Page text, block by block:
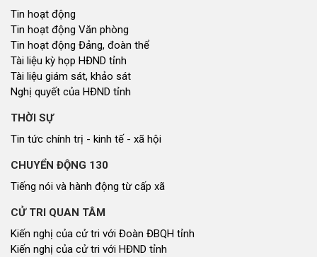
Tin hoạt động
Tin hoạt động Văn phòng
Tin hoạt động Đảng, đoàn thể
Tài liệu kỳ họp HĐND tỉnh
Tài liệu giám sát, khảo sát
Nghị quyết của HĐND tỉnh
THỜI SỰ
Tin tức chính trị - kinh tế - xã hội
CHUYỂN ĐỘNG 130
Tiếng nói và hành động từ cấp xã
CỬ TRI QUAN TÂM
Kiến nghị của cử tri với Đoàn ĐBQH tỉnh
Kiến nghị của cử tri với HĐND tỉnh